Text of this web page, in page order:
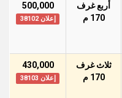
أربع غرف
170 م
500,000
إعلان 38102
ثلاث غرف
170 م
430,000
إعلان 38103